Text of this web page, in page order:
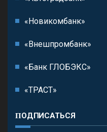
«Новикомбанк»
«Внешпромбанк»
«Банк ГЛОБЭКС»
«ТРАСТ»
ПОДПИСАТЬСЯ